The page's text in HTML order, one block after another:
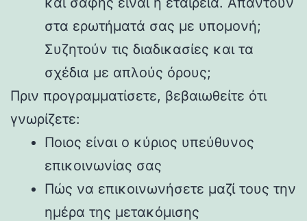
στα ερωτήματά σας με υπομονή;
Συζητούν τις διαδικασίες και τα
σχέδια με απλούς όρους;
Πριν προγραμματίσετε, βεβαιωθείτε ότι
γνωρίζετε:
Ποιος είναι ο κύριος υπεύθυνος
επικοινωνίας σας
Πώς να επικοινωνήσετε μαζί τους την
ημέρα της μετακόμισης